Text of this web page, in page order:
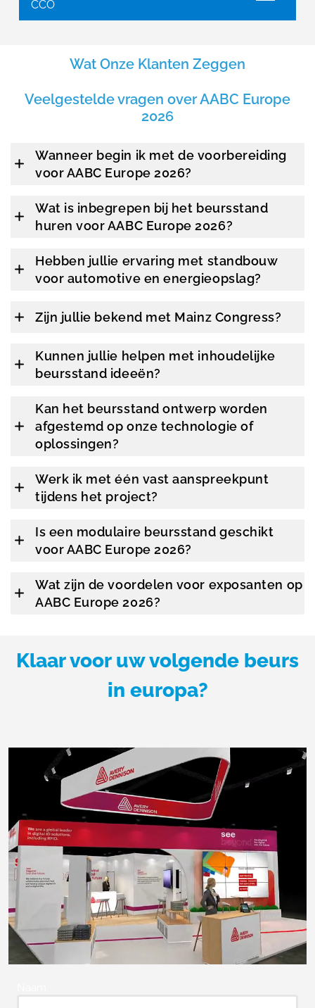
CCO
Wat Onze Klanten Zeggen
Veelgestelde vragen over AABC Europe
2026
Wanneer begin ik met de voorbereiding
voor AABC Europe 2026?
Wat is inbegrepen bij het beursstand
huren voor AABC Europe 2026?
Hebben jullie ervaring met standbouw
voor automotive en energieopslag?
Zijn jullie bekend met Mainz Congress?
Kunnen jullie helpen met inhoudelijke
beursstand ideeën?
Kan het beursstand ontwerp worden
afgestemd op onze technologie of
oplossingen?
Werk ik met één vast aanspreekpunt
tijdens het project?
Is een modulaire beursstand geschikt
voor AABC Europe 2026?
Wat zijn de voordelen voor exposanten op
AABC Europe 2026?
Klaar voor uw volgende beurs
in europa?